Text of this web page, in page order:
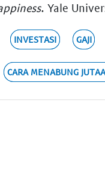
. Yale
INVESTASI GAJI
CARA MENABUNG